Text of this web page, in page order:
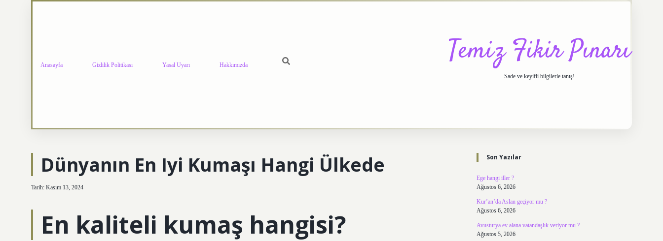
Anasayfa Gizlilik Politikası Yasal Uyarı Hakkımızda Temiz Fikir Pınarı
Sade ve keyifli bilgilerle tanış!
Dünyanın En Iyi Kumaşı Hangi Ülkede
Tarih: Kasım 13, 2024
En kaliteli kumaş hangisi?
Sidebar
Son Yazılar
Ege hangi iller ?
Ağustos 6, 2026
Kur’an’da Aslan geçiyor mu ?
Ağustos 6, 2026
Avusturya ev alana vatandaşlık veriyor mu ?
Ağustos 5, 2026